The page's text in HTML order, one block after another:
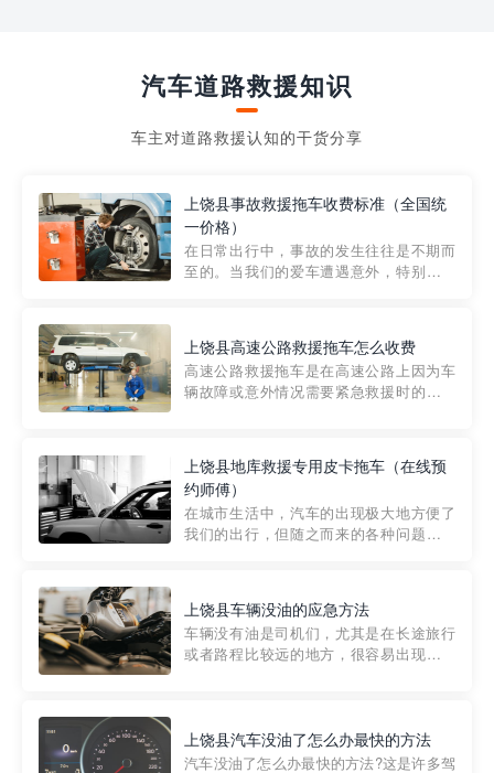
汽车道路救援知识
车主对道路救援认知的干货分享
上饶县事故救援拖车收费标准（全国统
一价格）
在日常出行中，事故的发生往往是不期而
至的。当我们的爱车遭遇意外，特别是在
细解析一下市区事故救援拖车的收费标
准，以及在选用拖车服务时应注...
上饶县高速公路救援拖车怎么收费
高速公路救援拖车是在高速公路上因为车
辆故障或意外情况需要紧急救援时的必备
路救援拖车的收费标准是由当地交通管理
部门制定的。起步价通...
上饶县地库救援专用皮卡拖车（在线预
约师傅）
在城市生活中，汽车的出现极大地方便了
我们的出行，但随之而来的各种问题也让
紧急情况下，我们需要一种高效可靠的救
援方式。而这时，地库救援专...
上饶县车辆没油的应急方法
车辆没有油是司机们，尤其是在长途旅行
或者路程比较远的地方，很容易出现这种
的送油师傅，解决没油的紧急情况。 首
先，让我们来了解一下穿...
上饶县汽车没油了怎么办最快的方法
汽车没油了怎么办最快的方法?这是许多驾